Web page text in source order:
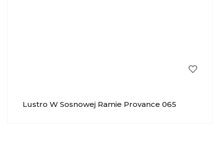
Lustro W Sosnowej Ramie Provance 065